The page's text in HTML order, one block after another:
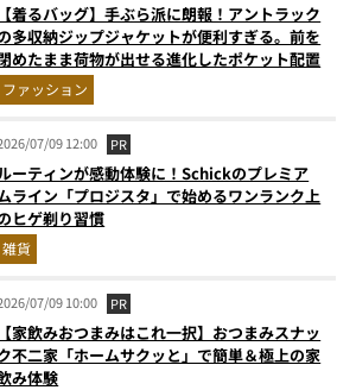
【着るバッグ】手ぶら派に朗報！アントラック
多収納ジップジャケットが便利すぎる。前を
めたまま荷物が出せる進化したポケット配置
ファッション
07/09 12:00 PR
ーティンが感動体験に！Schickのプレミア
ライン「プロジスタ」で始めるワンランク上
ヒゲ剃り習慣
雑貨
07/09 10:00 PR
【家飲みおつまみはこれ一択】おつまみスナッ
不二家「ホームサクッと」で簡単＆極上の家
み体験